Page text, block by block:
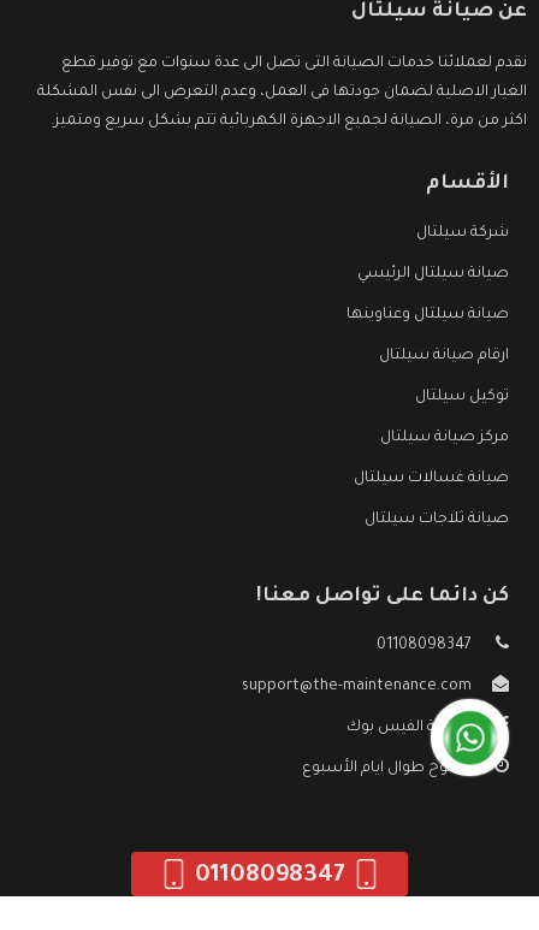
عن صيانة سيلتال
نقدم لعملائنا خدمات الصيانة التى تصل الى عدة سنوات مع توفير قطع
الغيار الاصلية لضمان جودتها فى العمل، وعدم التعرض الى نفس المشكلة
اكثر من مرة، الصيانة لجميع الاجهزة الكهربائية تتم بشكل سريع ومتميز.
الأقسام
شركة سيلتال
صيانة سيلتال الرئيسي
صيانة سيلتال وعناوينها
ارقام صيانة سيلتال
توكيل سيلتال
مركز صيانة سيلتال
صيانة غسالات سيلتال
صيانة ثلاجات سيلتال
كن دائما على تواصل معنا!
01108098347
support@the-maintenance.com
صفحة الفيس بوك
مفتوح طوال ايام الأسبوع
01108098347